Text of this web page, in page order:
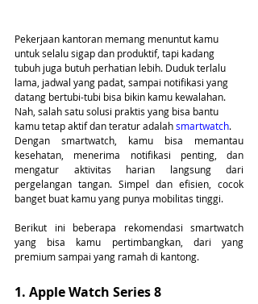
Pekerjaan kantoran memang menuntut kamu
untuk selalu sigap dan produktif, tapi kadang
tubuh juga butuh perhatian lebih. Duduk terlalu
lama, jadwal yang padat, sampai notifikasi yang
datang bertubi-tubi bisa bikin kamu kewalahan.
Nah, salah satu solusi praktis yang bisa bantu
kamu tetap aktif dan teratur adalah smartwatch.
Dengan smartwatch, kamu bisa memantau
kesehatan, menerima notifikasi penting, dan
mengatur aktivitas harian langsung dari
pergelangan tangan. Simpel dan efisien, cocok
banget buat kamu yang punya mobilitas tinggi.
Berikut ini beberapa rekomendasi smartwatch
yang bisa kamu pertimbangkan, dari yang
premium sampai yang ramah di kantong.
1. Apple Watch Series 8